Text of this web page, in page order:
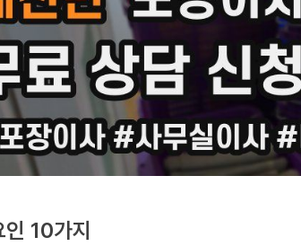
10가지